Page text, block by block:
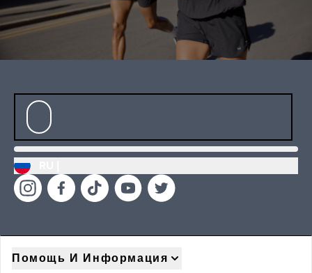
Помощь И Информация